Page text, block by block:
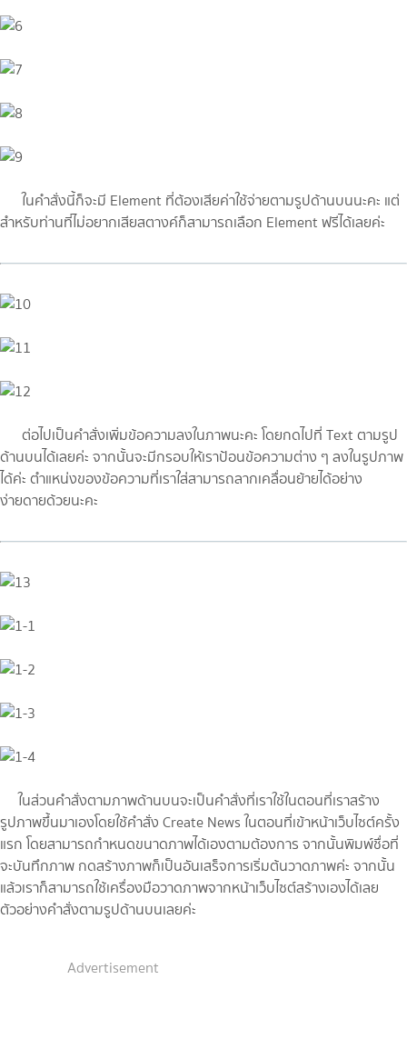
ในคำสั่งนี้ก็จะมี Element ที่ต้องเสียค่าใช้จ่ายตามรูปด้านบนนะคะ แต่
สำหรับท่านที่ไม่อยากเสียสตางค์ก็สามารถเลือก Element ฟรีได้เลยค่ะ
ต่อไปเป็นคำสั่งเพิ่มข้อความลงในภาพนะคะ โดยกดไปที่ Text ตามรูป
ด้านบนได้เลยค่ะ จากนั้นจะมีกรอบให้เราป้อนข้อความต่าง ๆ ลงในรูปภาพ
ได้ค่ะ ตำแหน่งของข้อความที่เราใส่สามารถลากเคลื่อนย้ายได้อย่าง
ง่ายดายด้วยนะคะ
ในส่วนคำสั่งตามภาพด้านบนจะเป็นคำสั่งที่เราใช้ในตอนที่เราสร้าง
รูปภาพขึ้นมาเองโดยใช้คำสั่ง Create News ในตอนที่เข้าหน้าเว็บไซต์ครั้ง
แรก โดยสามารถกำหนดขนาดภาพได้เองตามต้องการ จากนั้นพิมพ์ชื่อที่
จะบันทึกภาพ กดสร้างภาพก็เป็นอันเสร็จการเริ่มต้นวาดภาพค่ะ จากนั้น
แล้วเราก็สามารถใช้เครื่องมือวาดภาพจากหน้าเว็บไซต์สร้างเองได้เลย
ตัวอย่างคำสั่งตามรูปด้านบนเลยค่ะ
Advertisement